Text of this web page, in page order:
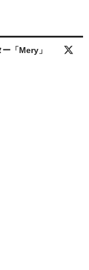
「Mery」